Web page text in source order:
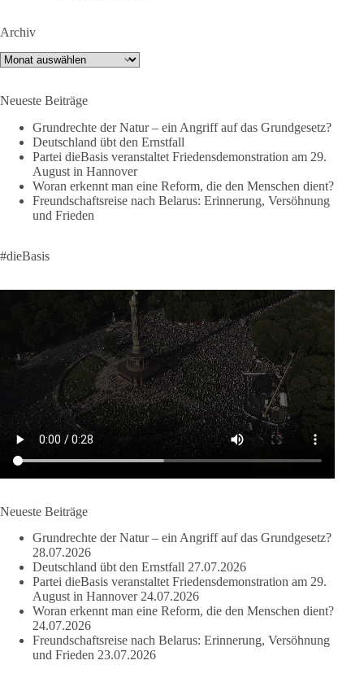
Staats- und Regierungschefs zum NATO-Gipfel in der Türkei.
Von der NATO wird behauptet, sie sei das wichtigste
Die Gipfelerklärung liest sich jedoch wie ein Protokoll einer
industriellen Kriegskonferenz:
Neue Milliardenhilfen für die Ukraine, neue Verpflichtungen
für Europa, gigantische Rüstungsdeals, Ausbau der
Verteidigungsindustrie, Modernisierung der Streitkräfte, ein
klares Bekenntnis zur militärischen Abschreckung und dazu
Und wo war der Austausch über eine friedensorientierte
🟩🟩🟦🟦🟥🟥🟧🟧
dieBasis fordert als einzige Partei in Deutschland den Austritt
aus der NATO. Ein Gipfel, der mehr nach Rüstungsdeal als
nach Friedenspolitik klingt, wird niemals Sicherheit schaffen,
ob nun in Deutschland oder weltweit.
Quelle: https://www.tagesschau.de/ausland/asien/nato-
erklaerung-ankara-100.html
664 137 66 Auf Facebook ansehen
DieBasis
3 Tage(n) zuvor
Grundrechte der Natur – ein Angriff auf das Grundgesetz?
Archiv
Archiv
Neueste Beiträge
Grundrechte der Natur – ein Angriff auf das Grundgesetz?
Deutschland übt den Ernstfall
Partei dieBasis veranstaltet Friedensdemonstration am 29.
August in Hannover
Woran erkennt man eine Reform, die den Menschen dient?
Freundschaftsreise nach Belarus: Erinnerung, Versöhnung
und Frieden
#dieBasis
Neueste Beiträge
Grundrechte der Natur – ein Angriff auf das Grundgesetz?
28.07.2026
Deutschland übt den Ernstfall 27.07.2026
Partei dieBasis veranstaltet Friedensdemonstration am 29.
August in Hannover 24.07.2026
Woran erkennt man eine Reform, die den Menschen dient?
24.07.2026
Freundschaftsreise nach Belarus: Erinnerung, Versöhnung
und Frieden 23.07.2026